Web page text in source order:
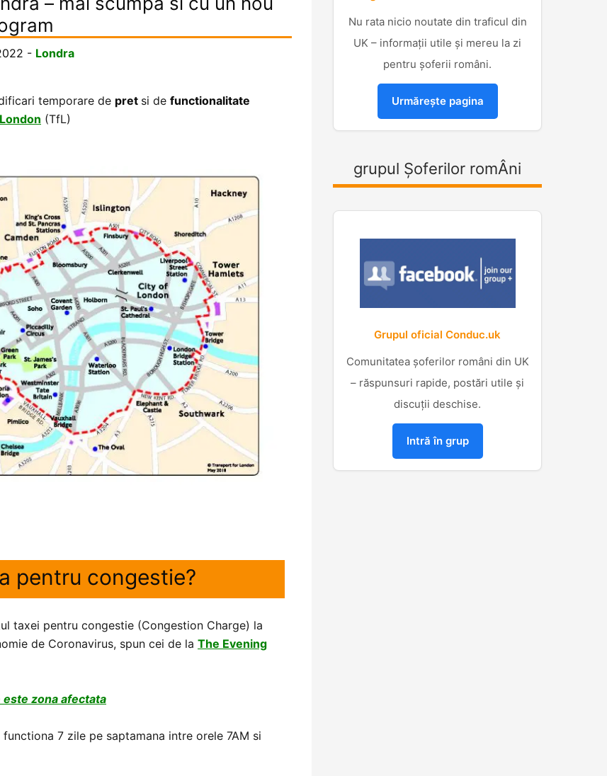
- Londra
temporare de pret si de functionalitate
(TfL)
pentru congestie?
taxei pentru congestie (Congestion Charge) la
de Coronavirus, spun cei de la The Evening
zona afectata
7 zile pe saptamana intre orele 7AM si
Nu rata nicio noutate din traficul din
UK – informații utile și mereu la zi
pentru șoferii români.
Urmărește pagina
grupul Șoferilor romÂni
Grupul oficial Conduc.uk
Comunitatea șoferilor români din UK
– răspunsuri rapide, postări utile și
discuții deschise.
Intră în grup